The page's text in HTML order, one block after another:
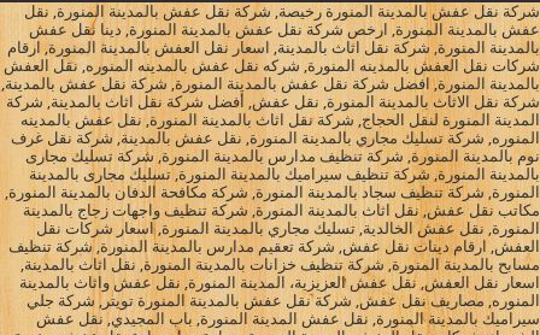
شركة نقل عفش بالمدينة المنورة رخيصة, شركة نقل عفش بالمدينة المنورة, نقل
عفش بالمدينة المنورة, ارخص شركة نقل عفش بالمدينة المنورة, دينا نقل عفش
بالمدينة المنورة, شركة نقل اثاث بالمدينة, اسعار نقل العفش بالمدينة المنورة, ارقام
شركات نقل العفش بالمدينه المنورة, شركه نقل عفش بالمدينه المنوره, نقل العفش
بالمدينة المنورة, افضل شركة نقل عفش بالمدينة المنورة, شركة نقل عفش بالمدينة,
شركة نقل الاثاث بالمدينة المنورة, نقل عفش, أفضل شركة نقل اثاث بالمدينة, شركة
المدينة المنورة لنقل الحجاج, شركة نقل اثاث بالمدينة المنورة, نقل عفش بالمدينه
المنوره, شركة تسليك مجاري بالمدينة المنورة, نقل عفش بالمدينة, شركة نقل غرف
نوم بالمدينة المنورة, شركة تنظيف مدارس بالمدينة المنورة, شركة تسليك مجارى
بالمدينة المنورة, شركة تنظيف سيراميك بالمدينة المنورة, تسليك مجارى بالمدينة
المنورة, شركة تنظيف سجاد بالمدينة المنورة, شركة مكافحة الدفان بالمدينة المنورة,
مكاتب نقل عفش, نقل اثاث بالمدينة المنورة, شركة تنظيف واجهات زجاج بالمدينة
المنورة, نقل عفش الخالدية, تسليك مجاري بالمدينة المنورة, اسعار شركات نقل
العفش, ارقام دينات نقل عفش, شركة تعقيم مدارس بالمدينة المنورة, شركة تنظيف
مسابح بالمدينة المنورة, شركة تنظيف خزانات بالمدينة المنورة, نقل اثاث بالمدينة,
اسعار نقل العفش, نقل عفش العزيزية، المدينة المنورة, نقل عفش واثاث بالمدينة
المنوره, مصاريف نقل عفش, شركة نقل عفش بالمدينة المنورة تويتر, شركة جلي
سيراميك بالمدينة المنورة, نقل عفش المدينة المنورة, باب المجيدي, نقل عفش